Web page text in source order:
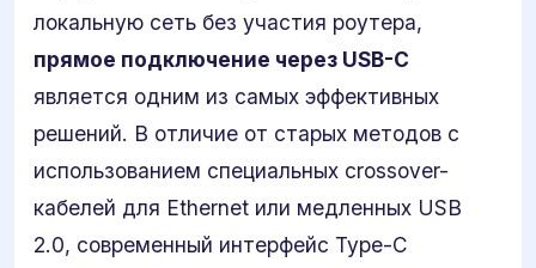
локальную сеть без участия роутера,
прямое подключение через USB-C
является одним из самых эффективных
решений. В отличие от старых методов с
использованием специальных crossover-
кабелей для Ethernet или медленных USB
2.0, современный интерфейс Type-C